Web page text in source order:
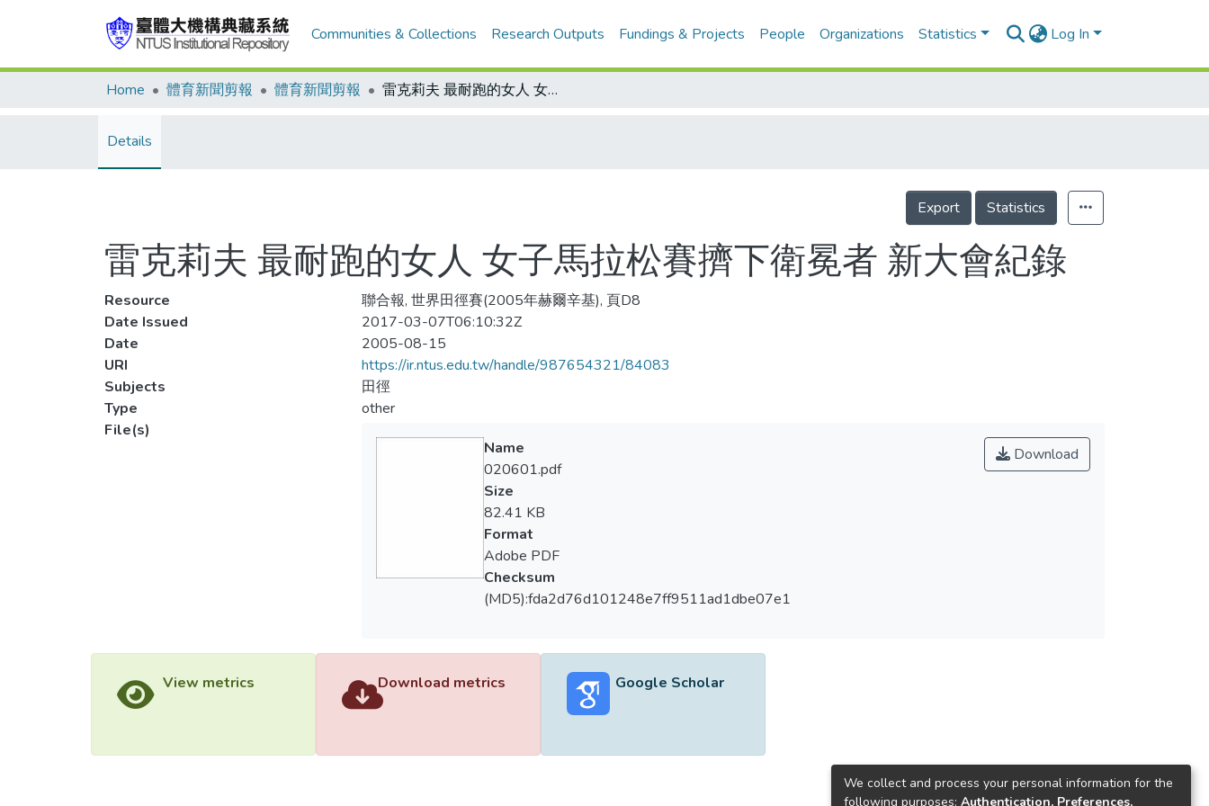
Communities & Collections Research Outputs Fundings & Projects People Organizations Statistics Log In
Home 體育新聞剪報 體育新聞剪報 雷克莉夫 最耐跑的女人 女子馬拉松賽擠下衛冕者 新大會紀錄
Details
Export Statistics
雷克莉夫 最耐跑的女人 女子馬拉松賽擠下衛冕者 新大會紀錄
Resource
聯合報, 世界田徑賽(2005年赫爾辛基), 頁D8
Date Issued
2017-03-07T06:10:32Z
Date
2005-08-15
URI
https://ir.ntus.edu.tw/handle/987654321/84083
Subjects
田徑
Type
other
File(s)
Download
Name
020601.pdf
Size
82.41 KB
Format
Adobe PDF
Checksum
(MD5):fda2d76d101248e7ff9511ad1dbe07e1
View metrics Download metrics Google Scholar
We collect and process your personal information for the
following purposes: Authentication, Preferences,